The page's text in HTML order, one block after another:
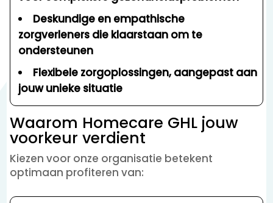
Deskundige en empathische
zorgverleners die klaarstaan om te
ondersteunen
Flexibele zorgoplossingen, aangepast aan
jouw unieke situatie
Waarom Homecare GHL jouw
voorkeur verdient
Kiezen voor onze organisatie betekent
optimaan profiteren van: